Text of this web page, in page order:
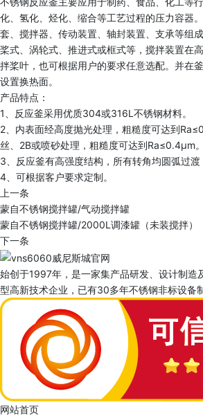
化、氢化、烃化、缩合等工艺过程的压力容器
套、搅拌器、传动装置、轴封装置、支承等组
桨式、涡轮式、推进式或框式等，搅拌装置在
拌桨叶，也可根据用户的要求任意选配。并在
设置换热面。
产品特点：
1、反应釜采用优质304或316L不锈钢材料。
2、内表面经高度抛光处理，粗糙度可达到
丝、2B或喷砂处理，粗糙度可达到Ra≤0.4μm。
3、反应釜有高强度结构，所有转角均圆弧过渡
4、可根据客户要求定制。
上一条
蒙自不锈钢搅拌罐/气动搅拌罐
蒙自不锈钢搅拌罐/2000L调漆罐（未装搅拌）
下一条
始创于1997年，是一家集产品研发、设计制造
型高新技术企业，已有30多年不锈钢非标设备
网站首页